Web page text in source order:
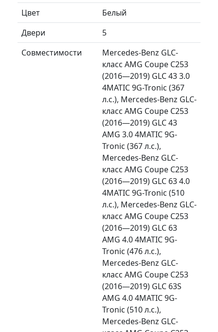
Цвет
Белый
Двери
5
Совместимости
Mercedes-Benz GLC-
класс AMG Coupe C253
(2016—2019) GLC 43 3.0
4MATIC 9G-Tronic (367
л.с.), Mercedes-Benz GLC-
класс AMG Coupe C253
(2016—2019) GLC 43
AMG 3.0 4MATIC 9G-
Tronic (367 л.с.),
Mercedes-Benz GLC-
класс AMG Coupe C253
(2016—2019) GLC 63 4.0
4MATIC 9G-Tronic (510
л.с.), Mercedes-Benz GLC-
класс AMG Coupe C253
(2016—2019) GLC 63
AMG 4.0 4MATIC 9G-
Tronic (476 л.с.),
Mercedes-Benz GLC-
класс AMG Coupe C253
(2016—2019) GLC 63S
AMG 4.0 4MATIC 9G-
Tronic (510 л.с.),
Mercedes-Benz GLC-